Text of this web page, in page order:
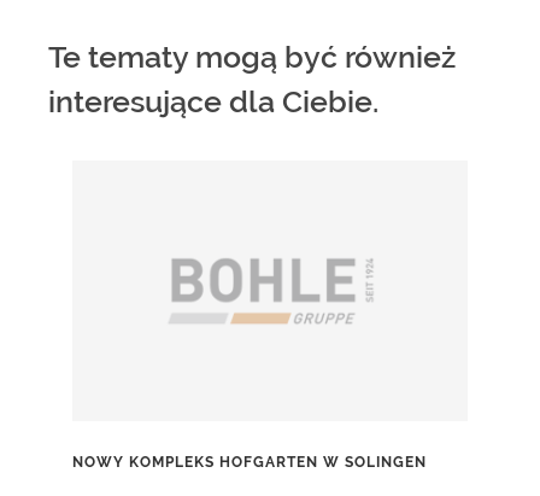
Te tematy mogą być również
interesujące dla Ciebie.
NOWY KOMPLEKS HOFGARTEN W SOLINGEN